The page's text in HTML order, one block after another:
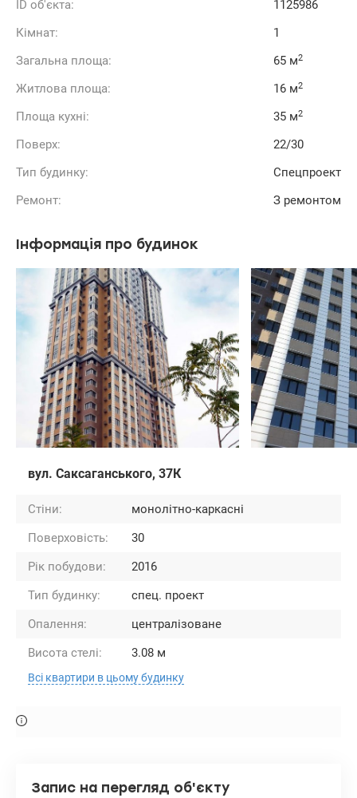
ID об'єкта:
1125986
Кімнат:
1
Загальна площа:
65 м2
Житлова площа: 16 м2
Площа кухні: 35 м2
Поверх:
22/30
Тип будинку:
Спецпроект
Ремонт:
З ремонтом
Інформація про будинок
вул. Саксаганського, 37К
Стіни:
монолітно-каркасні
Поверховість:
30
Рік побудови:
2016
Тип будинку:
спец. проект
Опалення:
централізоване
Висота стелі:
3.08 м
Всі квартири в цьому будинку
Запис на перегляд об'єкту